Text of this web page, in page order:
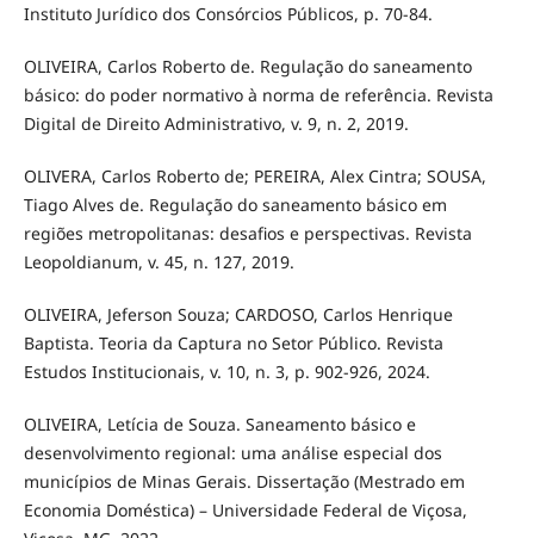
Instituto Jurídico dos Consórcios Públicos, p. 70-84.
OLIVEIRA, Carlos Roberto de. Regulação do saneamento
básico: do poder normativo à norma de referência. Revista
Digital de Direito Administrativo, v. 9, n. 2, 2019.
OLIVERA, Carlos Roberto de; PEREIRA, Alex Cintra; SOUSA,
Tiago Alves de. Regulação do saneamento básico em
regiões metropolitanas: desafios e perspectivas. Revista
Leopoldianum, v. 45, n. 127, 2019.
OLIVEIRA, Jeferson Souza; CARDOSO, Carlos Henrique
Baptista. Teoria da Captura no Setor Público. Revista
Estudos Institucionais, v. 10, n. 3, p. 902-926, 2024.
OLIVEIRA, Letícia de Souza. Saneamento básico e
desenvolvimento regional: uma análise especial dos
municípios de Minas Gerais. Dissertação (Mestrado em
Economia Doméstica) – Universidade Federal de Viçosa,